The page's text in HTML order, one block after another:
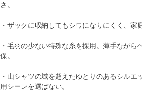
さ。
・ザックに収納してもシワになりにくく、家
・毛羽の少ない特殊な糸を採用。薄手なが
保。
・山シャツの域を超えたゆとりのあるシル
用シーンを選ばない。